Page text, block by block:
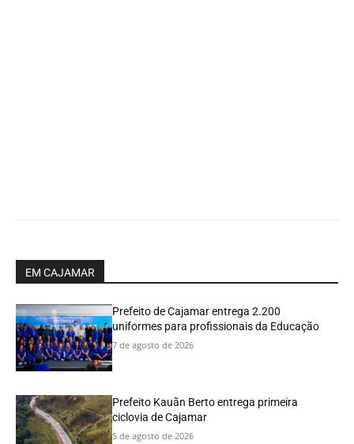
EM CAJAMAR
Prefeito de Cajamar entrega 2.200
uniformes para profissionais da Educação
7 de agosto de 2026
Prefeito Kauãn Berto entrega primeira
ciclovia de Cajamar
5 de agosto de 2026